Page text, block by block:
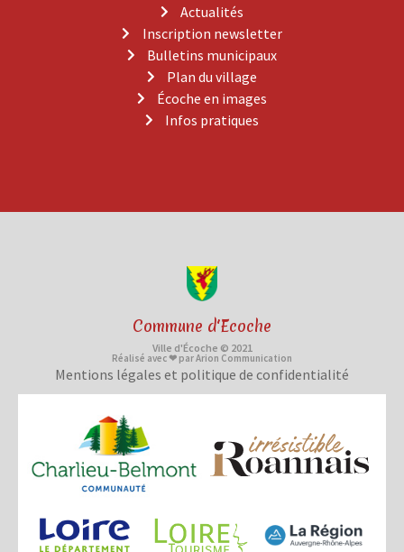
Actualités
Inscription newsletter
Bulletins municipaux
Plan du village
Écoche en images
Infos pratiques
Commune d'Ecoche
Ville d'Écoche © 2021
Réalisé avec ❤ par Arion Communication
Mentions légales et politique de confidentialité